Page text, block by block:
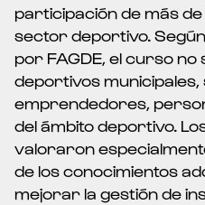
participación de más
sector deportivo.
por FAGDE, el curso
deportivos municipales,
emprendedores,
del ámbito deportivo.
valoraron
de los conocimientos
mejorar la gestión de